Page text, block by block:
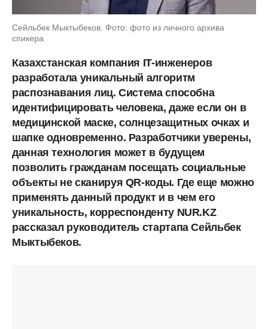
Сейльбек Мыктыбеков. Фото: фото из личного архива
спикера
Казахстанская компания IT-инженеров
разработала уникальный алгоритм
распознавания лиц. Система способна
идентифицировать человека, даже если он в
медицинской маске, солнцезащитных очках и
шапке одновременно. Разработчики уверены,
данная технология может в будущем
позволить гражданам посещать социальные
объекты не сканируя QR-коды. Где еще можно
применять данный продукт и в чем его
уникальность, корреспонденту NUR.KZ
рассказал руководитель стартапа Сейльбек
Мыктыбеков.